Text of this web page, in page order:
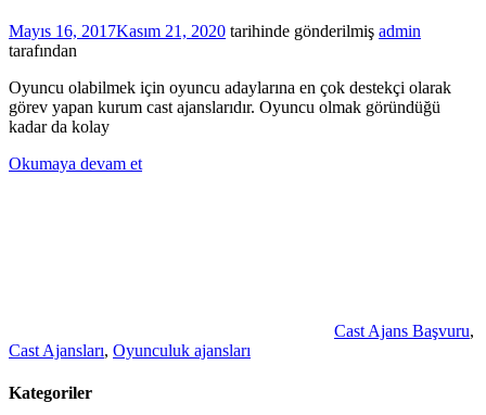
Mayıs 16, 2017Kasım 21, 2020 tarihinde gönderilmiş admin
tarafından
Oyuncu olabilmek için oyuncu adaylarına en çok destekçi olarak
görev yapan kurum cast ajanslarıdır. Oyuncu olmak göründüğü
kadar da kolay
Okumaya devam et
Cast Ajans Başvuru,
Cast Ajansları, Oyunculuk ajansları
Kategoriler